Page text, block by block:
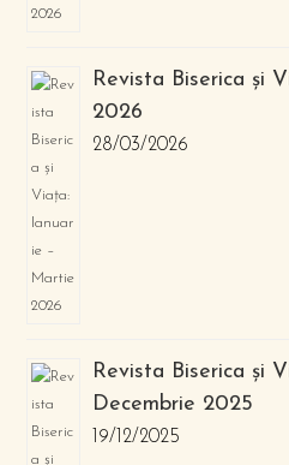
Revista Biserica și
2026
28/03/2026
Revista Biserica și
Decembrie 2025
19/12/2025